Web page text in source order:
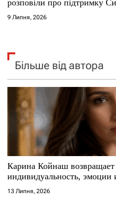
розповіли про підтримку
9 Липня, 2026
Більше від автора
Карина Койнаш
индивидуальность, эмоции
13 Липня, 2026